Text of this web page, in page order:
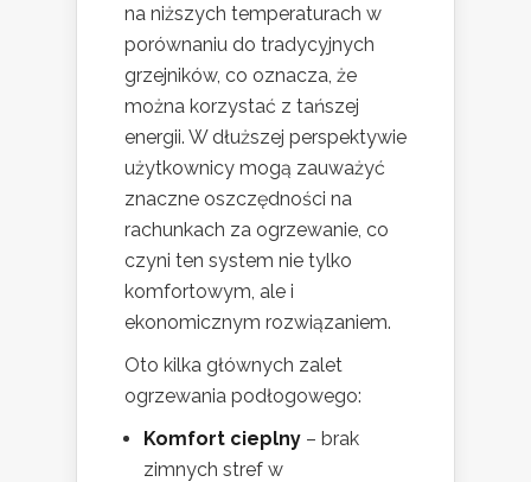
na niższych temperaturach w
porównaniu do tradycyjnych
grzejników, co oznacza, że
można korzystać z tańszej
energii. W dłuższej perspektywie
użytkownicy mogą zauważyć
znaczne oszczędności na
rachunkach za ogrzewanie, co
czyni ten system nie tylko
komfortowym, ale i
ekonomicznym rozwiązaniem.
Oto kilka głównych zalet
ogrzewania podłogowego:
Komfort cieplny – brak
zimnych stref w